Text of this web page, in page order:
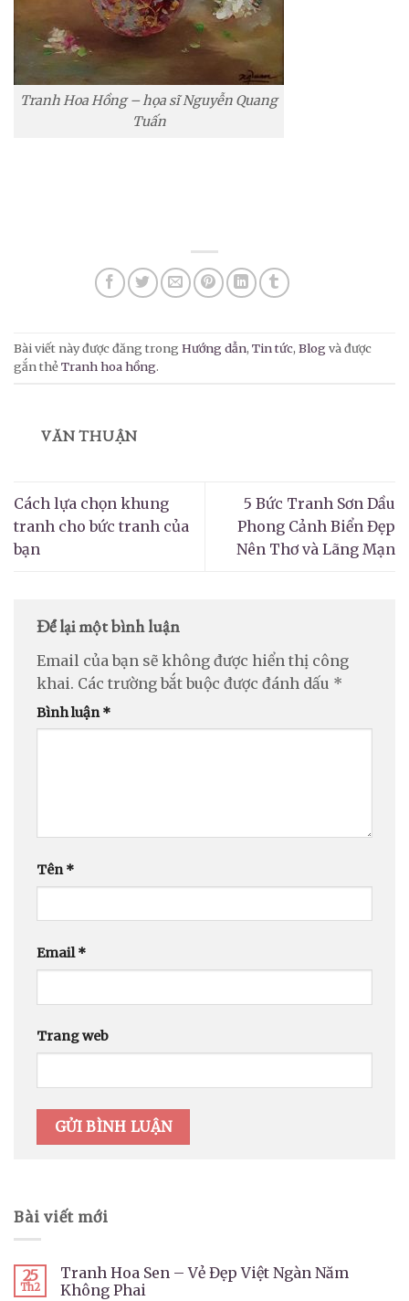
Tranh Hoa Hồng – họa sĩ Nguyễn Quang
Tuấn
Bài viết này được đăng trong Hướng dẫn, Tin tức, Blog và được
gắn thẻTranh hoa hồng.
VĂN THUẬN
Cách lựa chọn khung
tranh cho bức tranh của
bạn
5 Bức Tranh Sơn Dầu
Phong Cảnh Biển Đẹp
Nên Thơ và Lãng Mạn
Để lại một bình luận
Email của bạn sẽ không được hiển thị công
khai. Các trường bắt buộc được đánh dấu *
Bình luận *
Tên*
Email*
Trang web
Bài viết mới
25
Th2
Tranh Hoa Sen – Vẻ Đẹp Việt Ngàn Năm
Không Phai